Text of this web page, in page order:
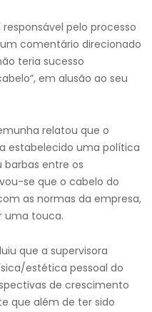
pelo processo
comentário direcionado
teria sucesso
em alusão ao seu
relatou que o
estabelecido uma política
barbas entre os
se que o cabelo do
as normas da empresa,
uma touca.
que a supervisora
estética pessoal do
de crescimento
que além de ter sido